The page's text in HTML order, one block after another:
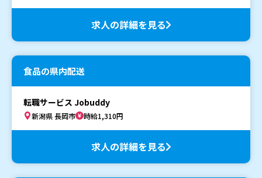
求人の詳細を見る
食品の県内配送
転職サービス Jobuddy
新潟県 長岡市 時給1,310円
求人の詳細を見る